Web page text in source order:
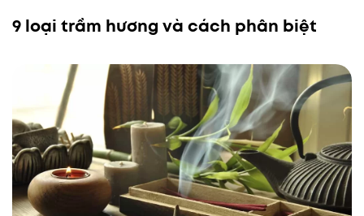
9 loại trầm hương và cách phân biệt